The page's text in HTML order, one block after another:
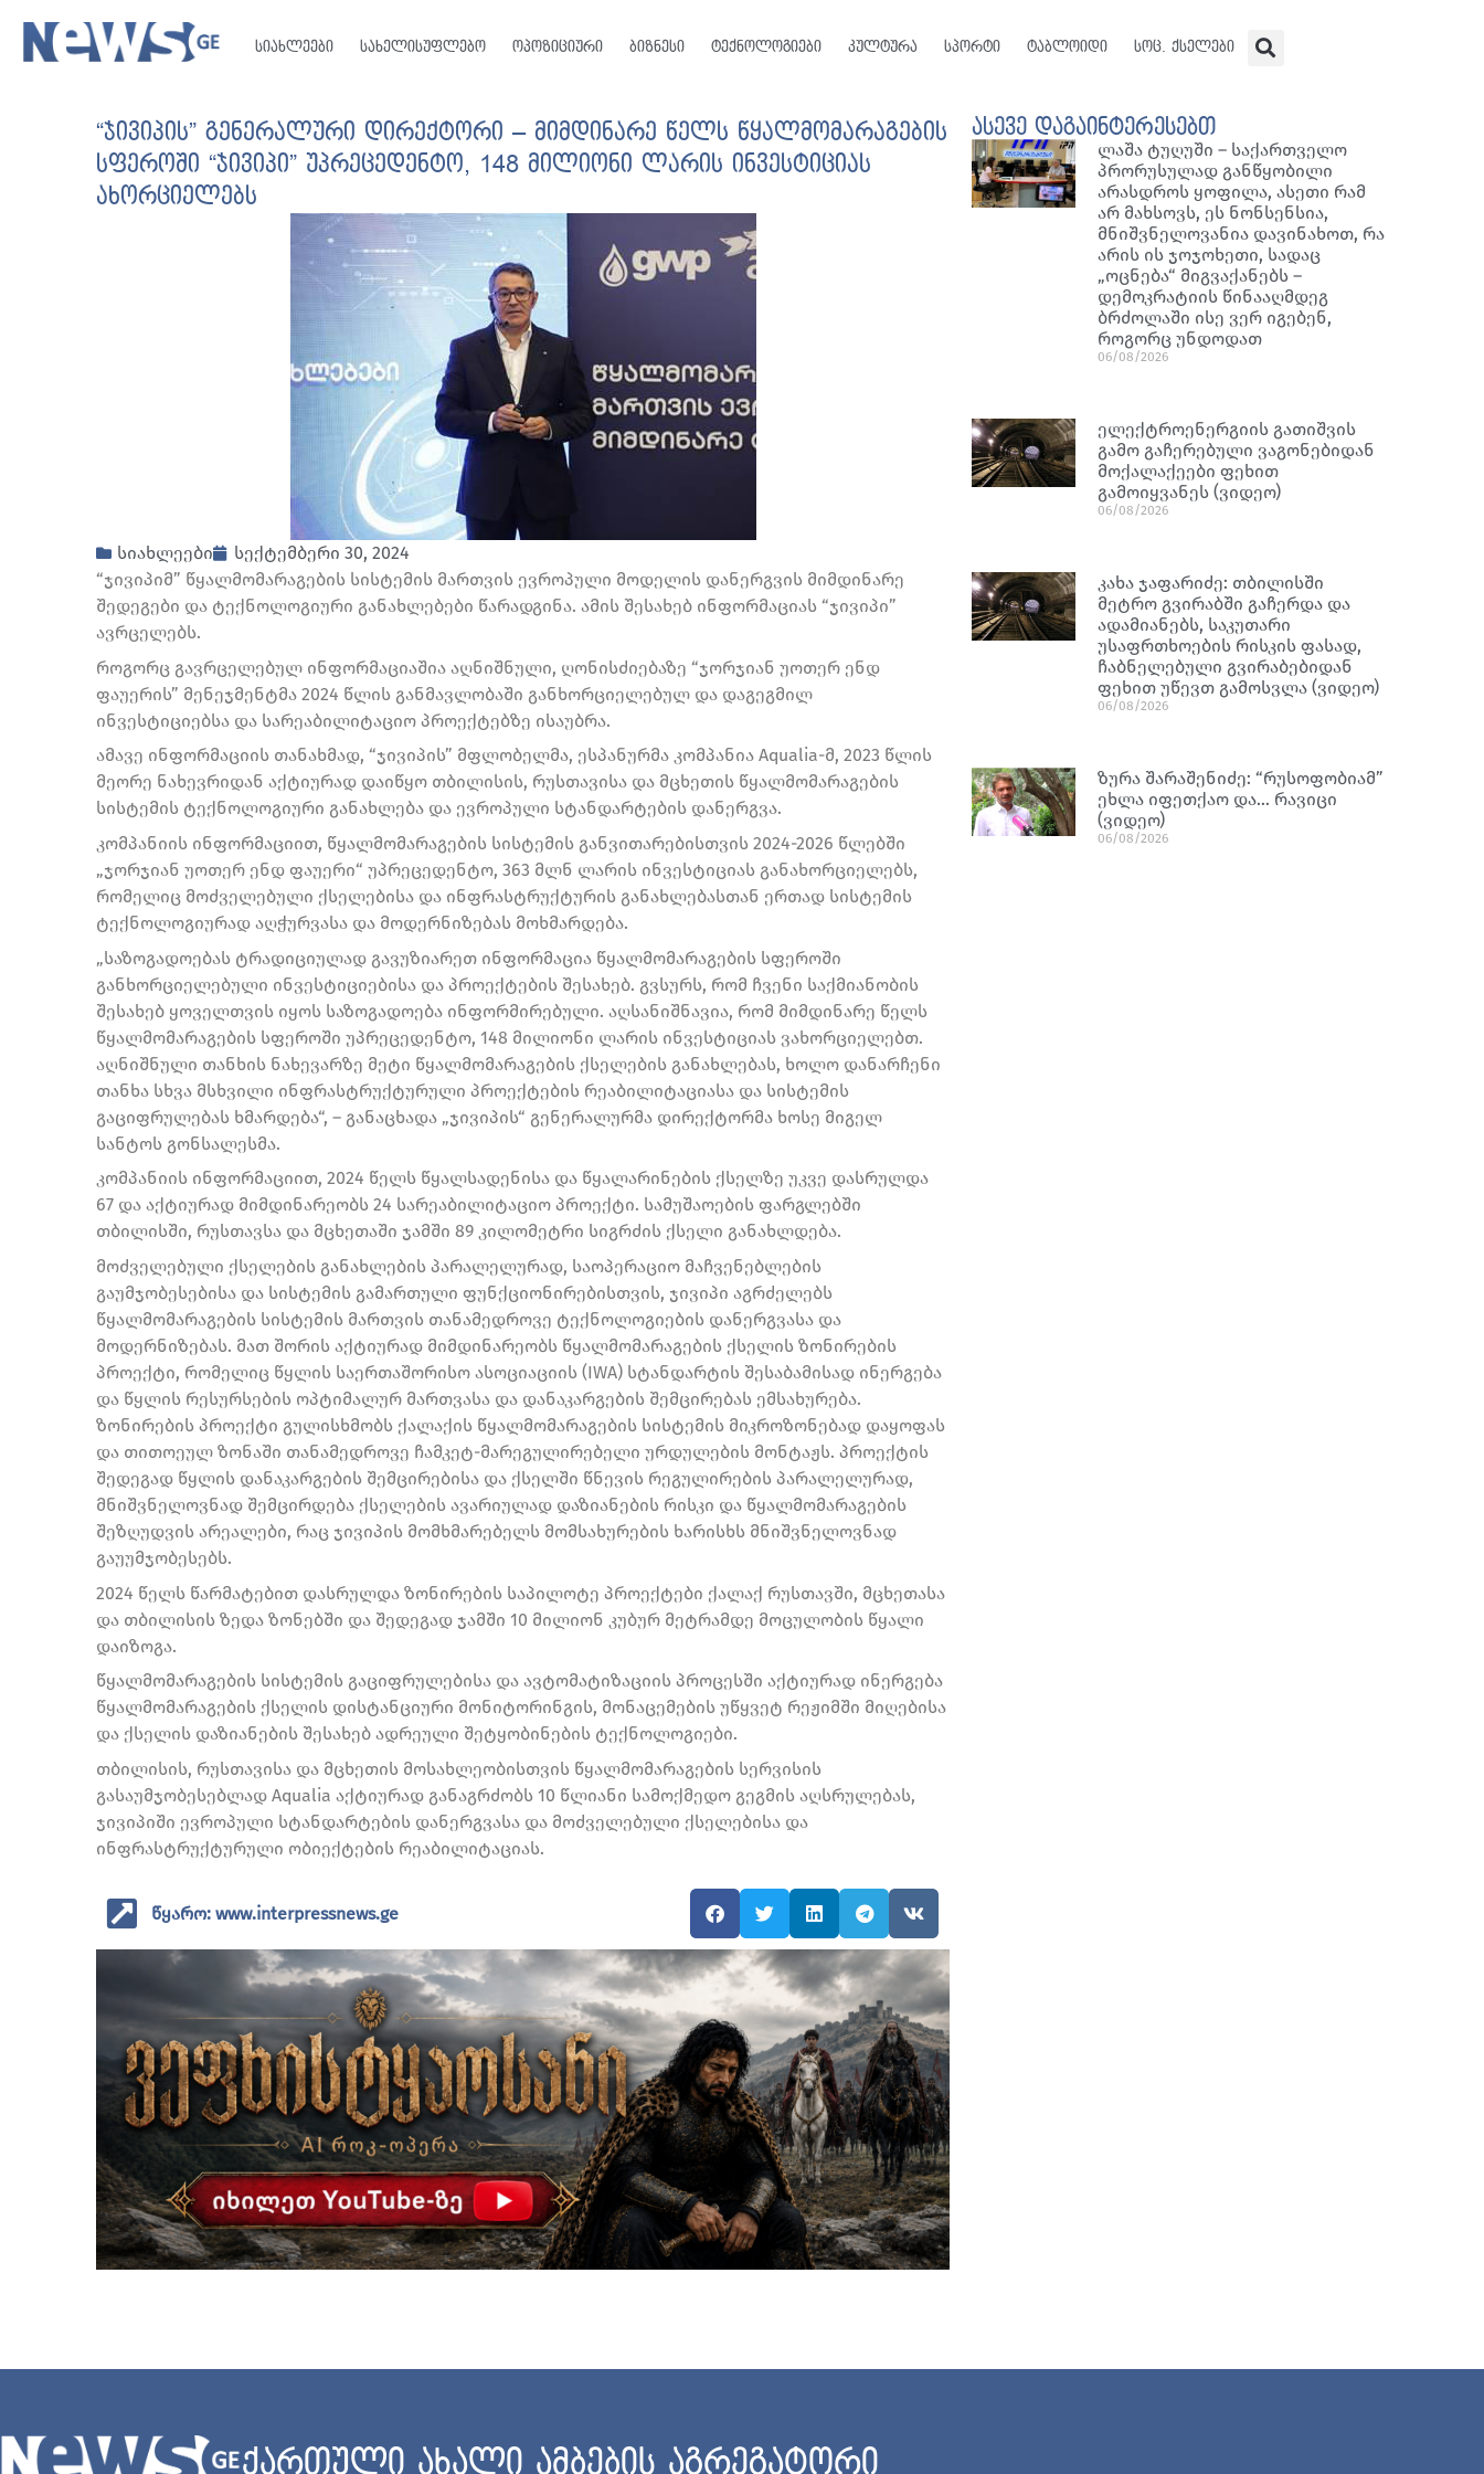
სიახლეები სახელისუფლებო ოპოზიციური ბიზნესი ტექნოლოგიები კულტურა სპორტი ტაბლოიდი სოც. ქსელები
“ჯივიპის” გენერალური დირექტორი – მიმდინარე წელს წყალმომარაგების
სფეროში “ჯივიპი” უპრეცედენტო, 148 მილიონი ლარის ინვესტიციას
ახორციელებს
სიახლეები
სექტემბერი 30, 2024
“ჯივიპიმ” წყალმომარაგების სისტემის მართვის ევროპული მოდელის დანერგვის მიმდინარე
შედეგები და ტექნოლოგიური განახლებები წარადგინა. ამის შესახებ ინფორმაციას “ჯივიპი”
ავრცელებს.
როგორც გავრცელებულ ინფორმაციაშია აღნიშნული, ღონისძიებაზე “ჯორჯიან უოთერ ენდ
ფაუერის” მენეჯმენტმა 2024 წლის განმავლობაში განხორციელებულ და დაგეგმილ
ინვესტიციებსა და სარეაბილიტაციო პროექტებზე ისაუბრა.
ამავე ინფორმაციის თანახმად, “ჯივიპის” მფლობელმა, ესპანურმა კომპანია Aqualia-მ, 2023 წლის
მეორე ნახევრიდან აქტიურად დაიწყო თბილისის, რუსთავისა და მცხეთის წყალმომარაგების
სისტემის ტექნოლოგიური განახლება და ევროპული სტანდარტების დანერგვა.
კომპანიის ინფორმაციით, წყალმომარაგების სისტემის განვითარებისთვის 2024-2026 წლებში
„ჯორჯიან უოთერ ენდ ფაუერი“ უპრეცედენტო, 363 მლნ ლარის ინვესტიციას განახორციელებს,
რომელიც მოძველებული ქსელებისა და ინფრასტრუქტურის განახლებასთან ერთად სისტემის
ტექნოლოგიურად აღჭურვასა და მოდერნიზებას მოხმარდება.
„საზოგადოებას ტრადიციულად გავუზიარეთ ინფორმაცია წყალმომარაგების სფეროში
განხორციელებული ინვესტიციებისა და პროექტების შესახებ. გვსურს, რომ ჩვენი საქმიანობის
შესახებ ყოველთვის იყოს საზოგადოება ინფორმირებული. აღსანიშნავია, რომ მიმდინარე წელს
წყალმომარაგების სფეროში უპრეცედენტო, 148 მილიონი ლარის ინვესტიციას ვახორციელებთ.
აღნიშნული თანხის ნახევარზე მეტი წყალმომარაგების ქსელების განახლებას, ხოლო დანარჩენი
თანხა სხვა მსხვილი ინფრასტრუქტურული პროექტების რეაბილიტაციასა და სისტემის
გაციფრულებას ხმარდება“, – განაცხადა „ჯივიპის“ გენერალურმა დირექტორმა ხოსე მიგელ
სანტოს გონსალესმა.
კომპანიის ინფორმაციით, 2024 წელს წყალსადენისა და წყალარინების ქსელზე უკვე დასრულდა
67 და აქტიურად მიმდინარეობს 24 სარეაბილიტაციო პროექტი. სამუშაოების ფარგლებში
თბილისში, რუსთავსა და მცხეთაში ჯამში 89 კილომეტრი სიგრძის ქსელი განახლდება.
მოძველებული ქსელების განახლების პარალელურად, საოპერაციო მაჩვენებლების
გაუმჯობესებისა და სისტემის გამართული ფუნქციონირებისთვის, ჯივიპი აგრძელებს
წყალმომარაგების სისტემის მართვის თანამედროვე ტექნოლოგიების დანერგვასა და
მოდერნიზებას. მათ შორის აქტიურად მიმდინარეობს წყალმომარაგების ქსელის ზონირების
პროექტი, რომელიც წყლის საერთაშორისო ასოციაციის (IWA) სტანდარტის შესაბამისად ინერგება
და წყლის რესურსების ოპტიმალურ მართვასა და დანაკარგების შემცირებას ემსახურება.
ზონირების პროექტი გულისხმობს ქალაქის წყალმომარაგების სისტემის მიკროზონებად დაყოფას
და თითოეულ ზონაში თანამედროვე ჩამკეტ-მარეგულირებელი ურდულების მონტაჟს. პროექტის
შედეგად წყლის დანაკარგების შემცირებისა და ქსელში წნევის რეგულირების პარალელურად,
მნიშვნელოვნად შემცირდება ქსელების ავარიულად დაზიანების რისკი და წყალმომარაგების
შეზღუდვის არეალები, რაც ჯივიპის მომხმარებელს მომსახურების ხარისხს მნიშვნელოვნად
გაუუმჯობესებს.
2024 წელს წარმატებით დასრულდა ზონირების საპილოტე პროექტები ქალაქ რუსთავში, მცხეთასა
და თბილისის ზედა ზონებში და შედეგად ჯამში 10 მილიონ კუბურ მეტრამდე მოცულობის წყალი
დაიზოგა.
წყალმომარაგების სისტემის გაციფრულებისა და ავტომატიზაციის პროცესში აქტიურად ინერგება
წყალმომარაგების ქსელის დისტანციური მონიტორინგის, მონაცემების უწყვეტ რეჟიმში მიღებისა
და ქსელის დაზიანების შესახებ ადრეული შეტყობინების ტექნოლოგიები.
თბილისის, რუსთავისა და მცხეთის მოსახლეობისთვის წყალმომარაგების სერვისის
გასაუმჯობესებლად Aqualia აქტიურად განაგრძობს 10 წლიანი სამოქმედო გეგმის აღსრულებას,
ჯივიპიში ევროპული სტანდარტების დანერგვასა და მოძველებული ქსელებისა და
ინფრასტრუქტურული ობიექტების რეაბილიტაციას.
წყარო: www.interpressnews.ge
ასევე დაგაინტერესებთ
ლაშა ტუღუში – საქართველო
პრორუსულად განწყობილი
არასდროს ყოფილა, ასეთი რამ
არ მახსოვს, ეს ნონსენსია,
მნიშვნელოვანია დავინახოთ, რა
არის ის ჯოჯოხეთი, სადაც
„ოცნება“ მიგვაქანებს –
დემოკრატიის წინააღმდეგ
ბრძოლაში ისე ვერ იგებენ,
როგორც უნდოდათ
06/08/2026
ელექტროენერგიის გათიშვის
გამო გაჩერებული ვაგონებიდან
მოქალაქეები ფეხით
გამოიყვანეს (ვიდეო)
06/08/2026
კახა ჯაფარიძე: თბილისში
მეტრო გვირაბში გაჩერდა და
ადამიანებს, საკუთარი
უსაფრთხოების რისკის ფასად,
ჩაბნელებული გვირაბებიდან
ფეხით უწევთ გამოსვლა (ვიდეო)
06/08/2026
ზურა შარაშენიძე: “რუსოფობიამ”
ეხლა იფეთქაო და… რავიცი
(ვიდეო)
06/08/2026
ქართული ახალი ამბების აგრეგატორი